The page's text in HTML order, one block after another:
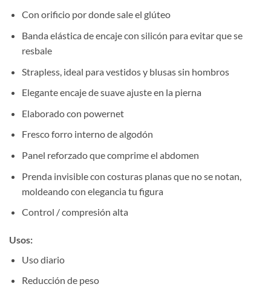
Con orificio por donde sale el glúteo
Banda elástica de encaje con silicón para evitar que se
resbale
Strapless, ideal para vestidos y blusas sin hombros
Elegante encaje de suave ajuste en la pierna
Elaborado con powernet
Fresco forro interno de algodón
Panel reforzado que comprime el abdomen
Prenda invisible con costuras planas que no se notan,
moldeando con elegancia tu figura
Control / compresión alta
Usos:
Uso diario
Reducción de peso